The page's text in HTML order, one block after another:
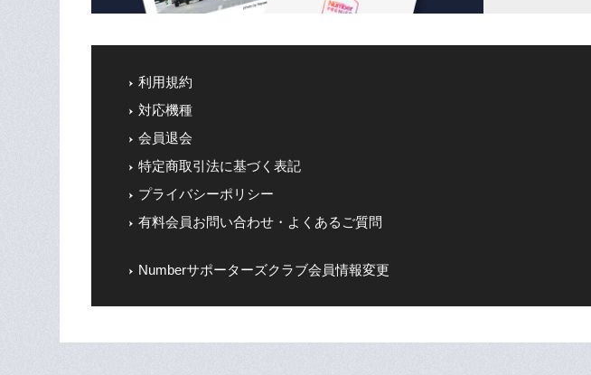
利用規約
対応機種
会員退会
特定商取引法に基づく表記
プライバシーポリシー
有料会員お問い合わせ・よくあるご質問
Numberサポーターズクラブ会員情報変更